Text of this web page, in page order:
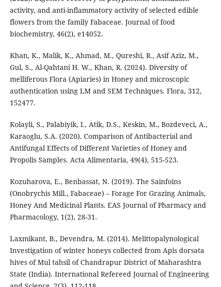
activity, and anti-inflammatory activity of selected edible
flowers from the family Fabaceae. Journal of food
biochemistry, 46(2), e14052.
Khan, K., Malik, K., Ahmad, M., Qureshi, R., Asif Aziz, M.,
Gul, S., Al-Qahtani H. W., Khan, R. (2024). Diversity of
melliferous Flora (Apiaries) in Honey and microscopic
authentication using LM and SEM Techniques. Flora, 312,
152477.
Kolayli, S., Palabiyik, I., Atik, D.S., Keskin, M., Bozdeveci, A.,
Karaoglu, S.A. (2020). Comparison of Antibacterial and
Antifungal Effects of Different Varieties of Honey and
Propolis Samples. Acta Alimentaria, 49(4), 515-523.
Kozuharova, E., Benbassat, N. (2019). The Sainfoins
(Onobrychis Mill., Fabaceae) – Forage For Grazing Animals,
Honey And Medicinal Plants. EAS Journal of Pharmacy and
Pharmacology, 1(2), 28-31.
Laxmikant, B., Devendra, M. (2014). Melittopalynological
Investigation of winter honeys collected from Apis dorsata
hives of Mul tahsil of Chandrapur District of Maharashtra
State (India). International Refereed Journal of Engineering